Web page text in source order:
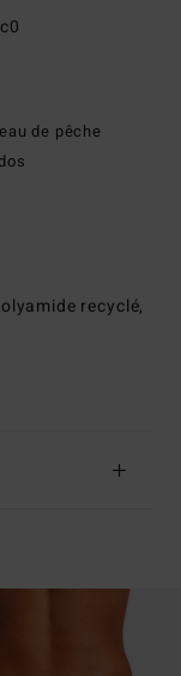
de pêche
recyclé,